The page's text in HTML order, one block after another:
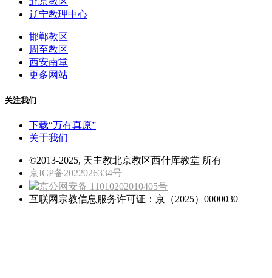
辽宁教理中心
邯郸教区
周至教区
西安南堂
更多网站
关注我们
下载“万有真原”
关于我们
©2013-2025, 天主教北京教区西什库教堂 所有
京ICP备2022026334号
京公网安备 11010202010405号
互联网宗教信息服务许可证：京（2025）0000030